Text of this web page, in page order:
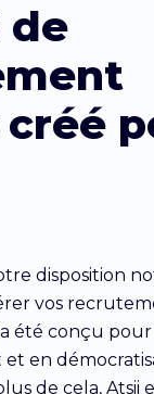
de
disposition
vos
été conçu
en
de cela, Atsii